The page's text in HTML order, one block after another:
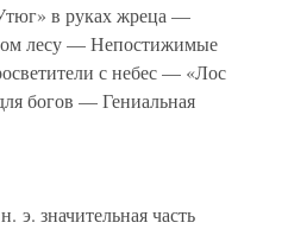
в руках жреца —
лесу — Непостижимые
с небес — «Лос
богов — Гениальная
э. значительная часть